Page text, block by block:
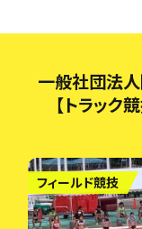
一般社団法
【トラック
フィールド競技